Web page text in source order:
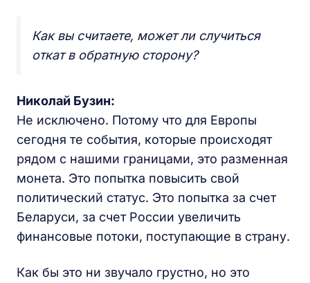
Как вы считаете, может ли случиться
откат в обратную сторону?
Николай Бузин:
Не исключено. Потому что для Европы
сегодня те события, которые происходят
рядом с нашими границами, это разменная
монета. Это попытка повысить свой
политический статус. Это попытка за счет
Беларуси, за счет России увеличить
финансовые потоки, поступающие в страну.
Как бы это ни звучало грустно, но это